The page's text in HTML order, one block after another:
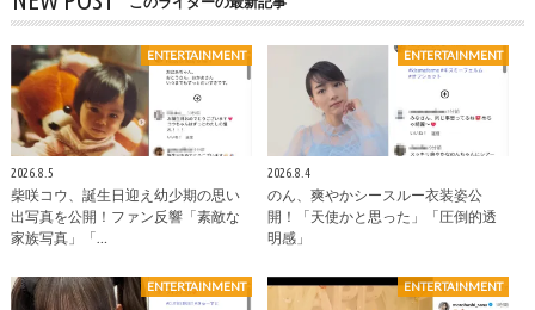
ENTERTAINMENT
2026.8.5
柴咲コウ、誕生日迎え幼少期の思い
出写真を公開！ファン反響「素敵な
家族写真」「…
ENTERTAINMENT
2026.8.4
のん、爽やかシースルー衣装姿公
開！「天使かと思った」「圧倒的透
明感」
ENTERTAINMENT ENTERTAINMENT